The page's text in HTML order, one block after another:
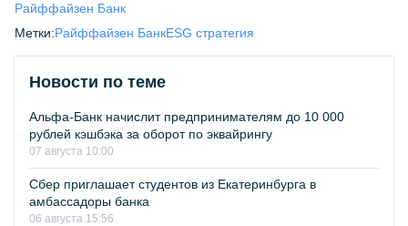
Райффайзен Банк
Метки:Райффайзен БанкESG стратегия
Новости по теме
Альфа-Банк начислит предпринимателям до 10 000
рублей кэшбэка за оборот по эквайрингу
07 августа 10:00
Сбер приглашает студентов из Екатеринбурга в
амбассадоры банка
06 августа 15:56